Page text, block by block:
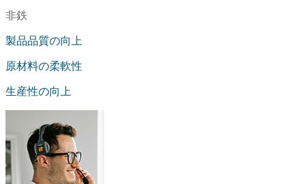
非鉄
製品品質の向上
原材料の柔軟性
生産性の向上